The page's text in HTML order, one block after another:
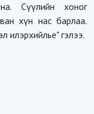
Сүүлийн хоног
хүн нас барлаа.
илэрхийлье" гэлээ.